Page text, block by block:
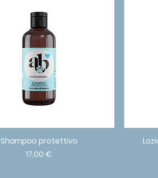
Vista rapida
Shampoo protettivo
Prezzo
17,00 €